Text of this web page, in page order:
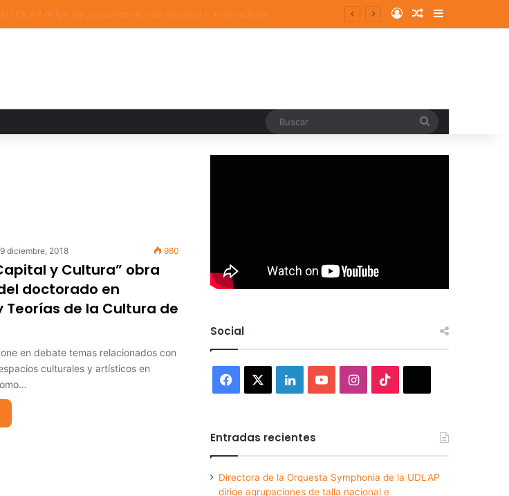
Curso de Verano de Escuelas Aztecas Log InRandom Article
Sidebar
9 diciembre, 2018 980
y Cultura” obra
doctorado en
Teorías de la Cultura de
en debate temas relacionados con
culturales y artísticos en
Social
Facebook LinkedInYouTubeInstagram
Entradas recientes
Directora de la Orquesta Symphonia de la UDLAP
dirige agrupaciones de talla nacional e